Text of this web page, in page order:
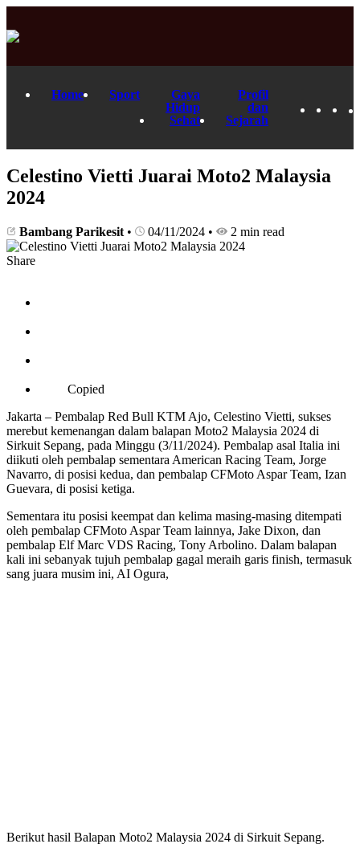
Home Sport
Gaya
Hidup
Sehat
Profil
dan
Sejarah
Celestino Vietti Juarai Moto2 Malaysia
2024
Bambang Parikesit • 04/11/2024 • 2 min read
Share
Copied
Jakarta – Pembalap Red Bull KTM Ajo, Celestino Vietti, sukses
merebut kemenangan dalam balapan Moto2 Malaysia 2024 di
Sirkuit Sepang, pada Minggu (3/11/2024). Pembalap asal Italia ini
diikuti oleh pembalap sementara American Racing Team, Jorge
Navarro, di posisi kedua, dan pembalap CFMoto Aspar Team, Izan
Guevara, di posisi ketiga.
Sementara itu posisi keempat dan kelima masing-masing ditempati
oleh pembalap CFMoto Aspar Team lainnya, Jake Dixon, dan
pembalap Elf Marc VDS Racing, Tony Arbolino. Dalam balapan
kali ini sebanyak tujuh pembalap gagal meraih garis finish, termasuk
sang juara musim ini, AI Ogura,
Berikut hasil Balapan Moto2 Malaysia 2024 di Sirkuit Sepang.